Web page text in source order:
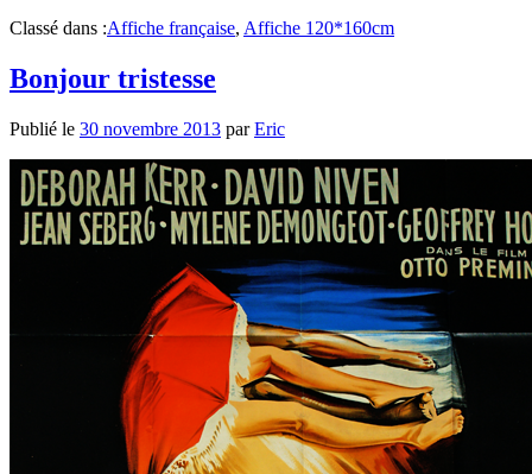
Classé dans :Affiche française, Affiche 120*160cm
Bonjour tristesse
Publié le 30 novembre 2013 parEric